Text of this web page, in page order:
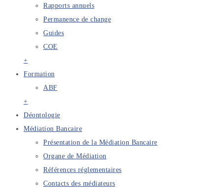
Rapports annuels
Permanence de change
Guides
COE
+
Formation
ABF
+
Déontologie
Médiation Bancaire
Présentation de la Médiation Bancaire
Organe de Médiation
Références réglementaires
Contacts des médiateurs